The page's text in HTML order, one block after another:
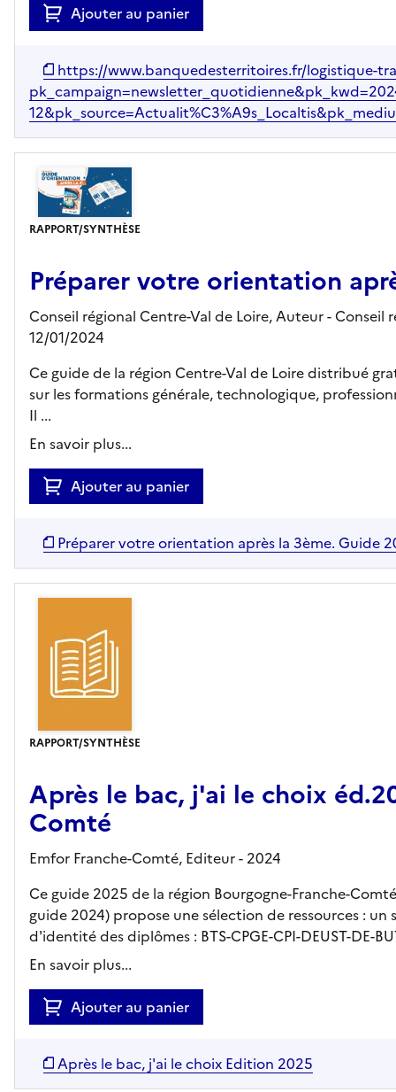
Ajouter au panier
https://www.banquedesterritoires.fr/logistique-
RAPPORT/SYNTHÈSE
Préparer votre orientation
Conseil régional Centre-Val de Loire, Auteur - Conseil
12/01/2024
Ce guide de la région Centre-Val de Loire distribué
sur les formations générale, technologique,
Il ...
En savoir plus...
Ajouter au panier
Préparer votre orientation après la 3ème. Guide
RAPPORT/SYNTHÈSE
Après le bac, j'ai le choix
Comté
Emfor Franche-Comté, Editeur- 2024
Ce guide 2025 de la région Bourgogne-Franche-
guide 2024) propose une sélection de ressources :
d'identité des diplômes : BTS-CPGE-CPI-DEUST-DE-
En savoir plus...
Ajouter au panier
Après le bac, j'ai le choix Edition 2025